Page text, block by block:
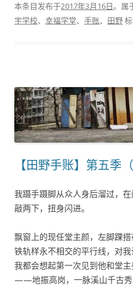
本条目发布于2017年3月16日。属
宇学校、 幸福学堂、 手账、 田野标
【田野手账】第五季
我蹑手蹑脚从众人身后溜过，
敲两下，扭身闪进。
飘窗上的现任堂主颜，左脚踝
铁轨样永不相交的平行线，对我
我都会想起第一次见到他和堂
——地振高岗，一脉溪山千古秀